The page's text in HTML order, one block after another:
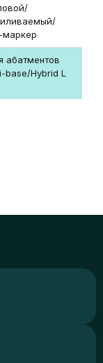
абатментов
base/Hybrid L